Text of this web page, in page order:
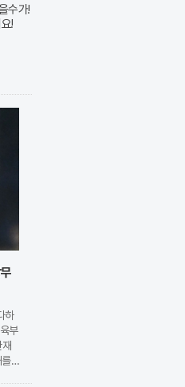
수가!
!
하
부